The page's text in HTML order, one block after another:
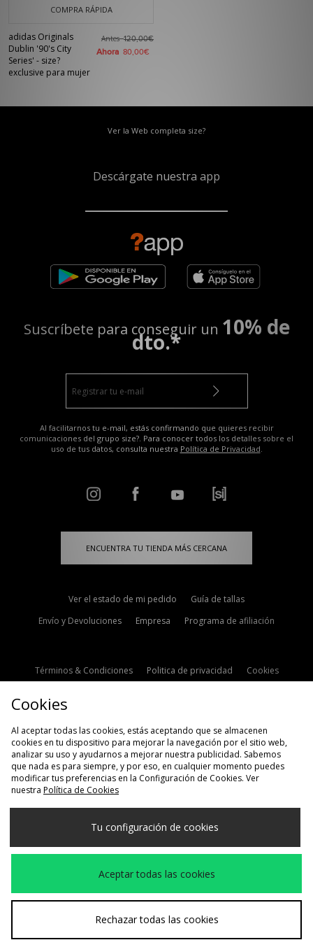
COMPRA RÁPIDA
adidas Originals
Dublin '90's City
Series' - size?
exclusive para mujer
Antes120,00€
Ahora 80,00€
Ver la Web completa size?
Descárgate nuestra app
Suscríbete para conseguir un 10% de
dto.*
Al facilitarnos tu e-mail, estás confirmando que quieres recibir
comunicaciones del grupo size?. Para conocer todos los detalles sobre el
uso de tus datos, consulta nuestra Política de Privacidad.
ENCUENTRA TU TIENDA MÁS CERCANA
Ver el estado de mi pedido
Guía de tallas
Envío y Devoluciones
Empresa Programa de afiliación
Términos & Condiciones Politica de privacidad
Cookies
Selecciona País
España
Aceptamos las siguientes formas de pago
Visita nuestra página corporativa en www.jdplc.com
Cookies
Al aceptar todas las cookies, estás aceptando que se almacenen
cookies en tu dispositivo para mejorar la navegación por el sitio web,
analizar su uso y ayudarnos a mejorar nuestra publicidad. Sabemos
que nada es para siempre, y por eso, en cualquier momento puedes
modificar tus preferencias en la Configuración de Cookies. Ver
nuestra Política de Cookies
Tu configuración de cookies
Aceptar todas las cookies
Rechazar todas las cookies